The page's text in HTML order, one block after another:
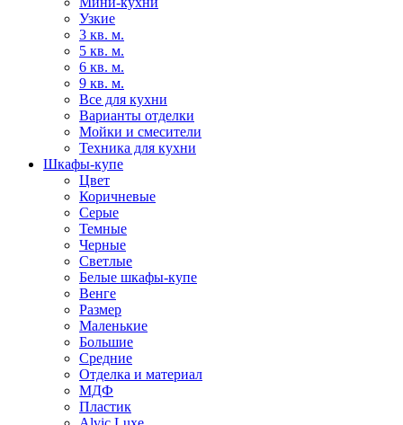
Узкие
3 кв. м.
5 кв. м.
6 кв. м.
9 кв. м.
Все для кухни
Варианты отделки
Мойки и смесители
Техника для кухни
Шкафы-купе
Цвет
Коричневые
Серые
Темные
Черные
Светлые
Белые шкафы-купе
Венге
Размер
Маленькие
Большие
Средние
Отделка и материал
МДФ
Пластик